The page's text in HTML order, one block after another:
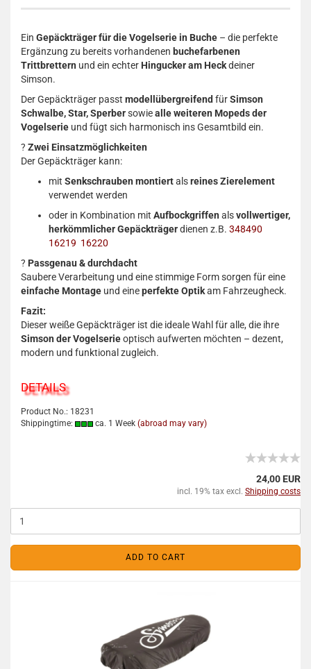
Ein Gepäckträger für die Vogelserie in Buche – die perfekte
Ergänzung zu bereits vorhandenen buchefarbenen
Trittbrettern und ein echter Hingucker am Heckdeiner
Simson.
Der Gepäckträger passt modellübergreifend fürSimson
Schwalbe, Star, Sperbersowiealle weiteren Mopeds der
Vogelserie und fügt sich harmonisch ins Gesamtbild ein.
? Zwei Einsatzmöglichkeiten
Der Gepäckträger kann:
mit Senkschrauben montiertalsreines Zierelement
verwendet werden
oder in Kombination mit Aufbockgriffen alsvollwertiger,
herkömmlicher Gepäckträgerdienen z.B. 348490
16219 16220
? Passgenau & durchdacht
Saubere Verarbeitung und eine stimmige Form sorgen für eine
einfache Montage und eineperfekte Optikam Fahrzeugheck.
Fazit:
Dieser weiße Gepäckträger ist die ideale Wahl für alle, die ihre
Simson der Vogelserieoptisch aufwerten möchten – dezent,
modern und funktional zugleich.
DETAILS
Product No.: 18231
Shippingtime:
ca. 1 Week (abroad may vary)
24,00 EUR
incl. 19% tax excl. Shipping costs
ADD TO CART